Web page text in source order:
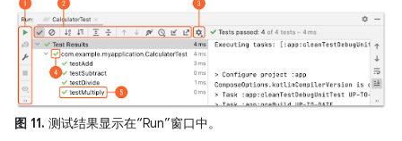
图 11. 测试结果显示在“Run”窗口中。